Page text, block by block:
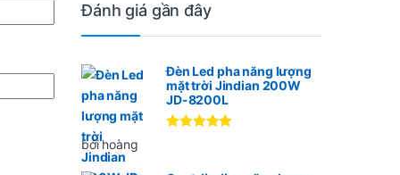
Đánh giá gần đây
Đèn Led pha năng lượng
mặt trời Jindian 200W
JD-8200L
bởi hoàng